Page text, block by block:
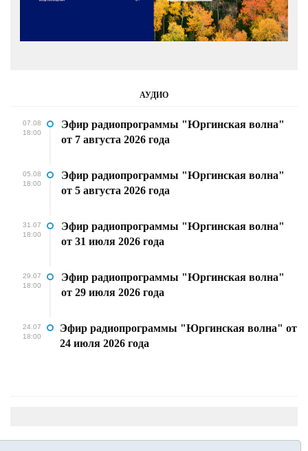
АУДИО
07.08
18:00
Эфир радиопрограммы "Юргинская волна"
от 7 августа 2026 года
05.08
18:00
Эфир радиопрограммы "Юргинская волна"
от 5 августа 2026 года
31.07
18:00
Эфир радиопрограммы "Юргинская волна"
от 31 июля 2026 года
29.07
18:00
Эфир радиопрограммы "Юргинская волна"
от 29 июля 2026 года
24.07
18:00
Эфир радиопрограммы "Юргинская волна" от
24 июля 2026 года